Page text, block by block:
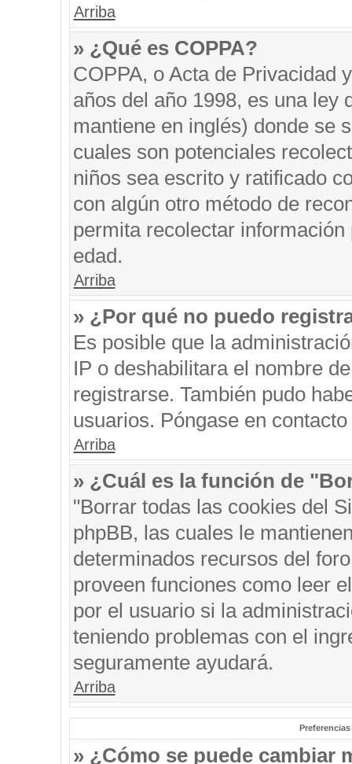
Arriba
» ¿Qué es COPPA?
COPPA, o Acta de Privacidad
años del año 1998, es una ley
mantiene en inglés) donde se
cuales son potenciales
niños sea escrito y ratificado
con algún otro método de
permita recolectar
edad.
Arriba
» ¿Por qué no puedo
Es posible que la
IP o deshabilitara el nombre
registrarse. También pudo
usuarios. Póngase en
Arriba
» ¿Cuál es la función de
"Borrar todas las cookies del
phpBB, las cuales le
determinados recursos del
proveen funciones como leer
por el usuario si la
teniendo problemas con el
seguramente ayudará.
Arriba
» ¿Cómo se puede cambiar